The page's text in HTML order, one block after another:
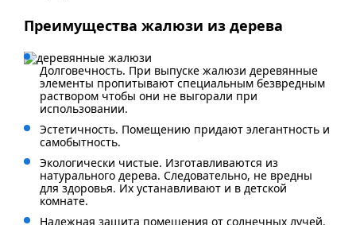
Преимущества жалюзи из дерева
Долговечность. При выпуске жалюзи деревянные
элементы пропитывают специальным безвредным
раствором чтобы они не выгорали при
использовании.
Эстетичность. Помещению придают элегантность и
самобытность.
Экологически чистые. Изготавливаются из
натурального дерева. Следовательно, не вредны
для здоровья. Их устанавливают и в детской
комнате.
Надежная защита помещения от солнечных лучей.